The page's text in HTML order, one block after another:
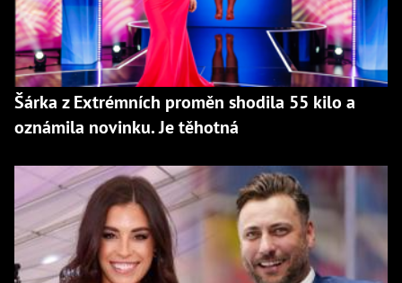
Šárka z Extrémních proměn shodila 55 kilo a
oznámila novinku. Je těhotná